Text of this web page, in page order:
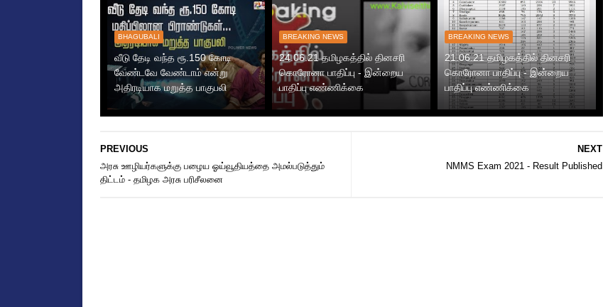
BHAGUBALI
வீடு தேடி வந்த ரூ.150 கோடி
வேண்டவே வேண்டாம் என்று
அதிரடியாக மறுத்த பாகுபலி
BREAKING NEWS
24.06.21 தமிழகத்தில் தினசரி
கொரோனா பாதிப்பு - இன்றைய
பாதிப்பு எண்ணிக்கை
BREAKING NEWS
21.06.21 தமிழகத்தில் தினசரி
கொரோனா பாதிப்பு - இன்றைய
பாதிப்பு எண்ணிக்கை
NEXT
NMMS Exam 2021 - Result Published
PREVIOUS
அரசு ஊழியர்களுக்கு பழைய ஓய்வூதியத்தை அமல்படுத்தும்
திட்டம் - தமிழக அரசு பரிசீலனை